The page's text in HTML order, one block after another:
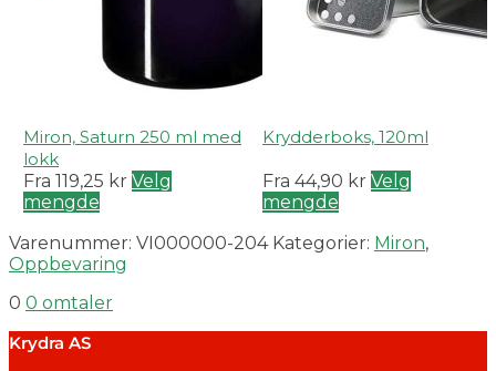
Miron, Saturn 250 ml med
lokk
Fra 119,25 kr Velg
mengde
Krydderboks, 120ml
Fra 44,90 kr Velg
mengde
Varenummer: VI000000-204 Kategorier: Miron,
Oppbevaring
0 0 omtaler
Krydra AS